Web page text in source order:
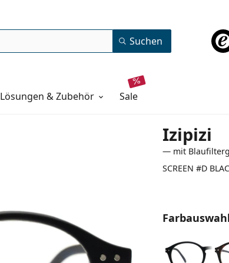
Suchen
Lösungen & Zubehör sale
Izipizi
— mit
SCREEN #D
Farbauswahl